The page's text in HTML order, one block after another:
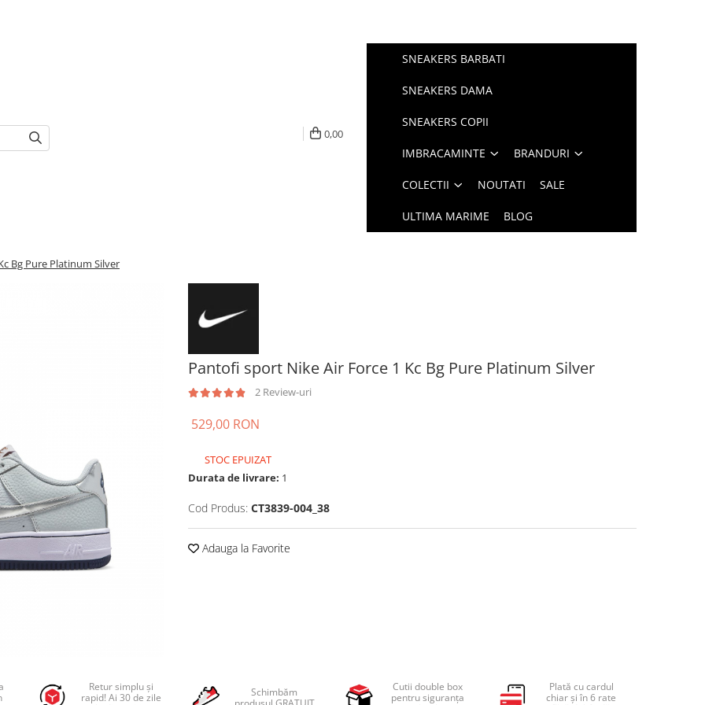
0,00
SNEAKERS BARBATI
SNEAKERS DAMA
SNEAKERS COPII
IMBRACAMINTE BRANDURI
COLECTII NOUTATI SALE
ULTIMA MARIME BLOG
Bg Pure Platinum Silver
Pantofi sport Nike Air Force 1 Kc Bg Pure Platinum Silver
2 Review-uri
529,00 RON
STOC EPUIZAT
Durata de livrare: 1
Cod Produs: CT3839-004_38
Adauga la Favorite
Retur simplu și
rapid! Ai 30 de zile
Schimbăm
Cutii double box
pentru siguranța
Plată cu cardul
chiar și în 6 rate